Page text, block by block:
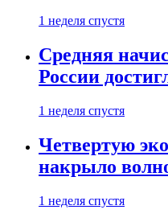
1 неделя спустя
Средняя
России
1 неделя спустя
Четвертую
накрыло
1 неделя спустя